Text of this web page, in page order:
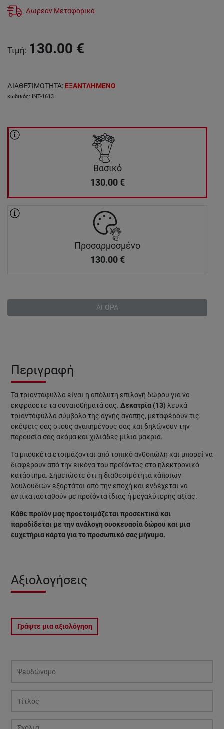
Δωρεάν Μεταφορικά
Τιμή: 130.00 €
ΔΙΑΘΕΣΙΜΟΤΗΤΑ: ΕΞΑΝΤΛΗΜΕΝΟ
κωδικός: INT-1613
Βασικό
130.00 €
Προσαρμοσμένο
130.00 €
ΑΓΟΡΑ
Περιγραφή
Τα τριαντάφυλλα είναι η απόλυτη επιλογή δώρου για να
εκφράσετε τα συναισθήματά σας. Δεκατρία (13) λευκά
τριαντάφυλλα σύμβολο της αγνής αγάπης, μεταφέρουν τις
σκέψεις σας στους αγαπημένους σας και δηλώνουν την
παρουσία σας ακόμα και χιλιάδες μίλια μακριά.
Τα μπουκέτα ετοιμάζονται από τοπικό ανθοπώλη και μπορεί να
διαφέρουν από την εικόνα του προϊόντος στο ηλεκτρονικό
κατάστημα. Σημειώστε ότι η διαθεσιμότητα κάποιων
λουλουδιών εξαρτάται από την εποχή και ενδέχεται να
αντικατασταθούν με προϊόντα ίδιας ή μεγαλύτερης αξίας.
Κάθε προϊόν μας προετοιμάζεται προσεκτικά και
παραδίδεται με την ανάλογη συσκευασία δώρου και μια
ευχετήρια κάρτα για το προσωπικό σας μήνυμα.
Αξιολογήσεις
Γράψτε μια αξιολόγηση